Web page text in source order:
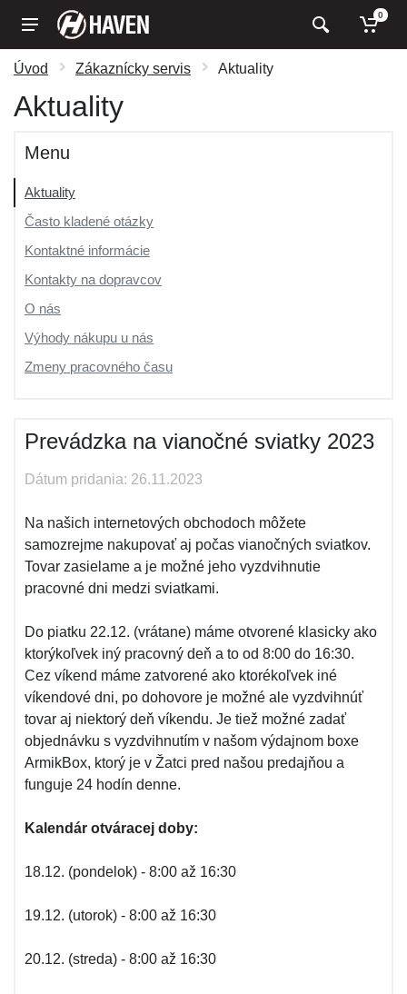
0
Úvod Zákaznícky servis Aktuality
Aktuality
Menu
Aktuality
Často kladené otázky
Kontaktné informácie
Kontakty na dopravcov
O nás
Výhody nákupu u nás
Zmeny pracovného času
Prevádzka na vianočné sviatky 2023
Dátum pridania: 26.11.2023
Na našich internetových obchodoch môžete
samozrejme nakupovať aj počas vianočných sviatkov.
Tovar zasielame a je možné jeho vyzdvihnutie
pracovné dni medzi sviatkami.
Do piatku 22.12. (vrátane) máme otvorené klasicky ako
ktorýkoľvek iný pracovný deň a to od 8:00 do 16:30.
Cez víkend máme zatvorené ako ktorékoľvek iné
víkendové dni, po dohovore je možné ale vyzdvihnúť
tovar aj niektorý deň víkendu. Je tiež možné zadať
objednávku s vyzdvihnutím v našom výdajnom boxe
ArmikBox, ktorý je v Žatci pred našou predajňou a
funguje 24 hodín denne.
Kalendár otváracej doby:
18.12. (pondelok) - 8:00 až 16:30
19.12. (utorok) - 8:00 až 16:30
20.12. (streda) - 8:00 až 16:30